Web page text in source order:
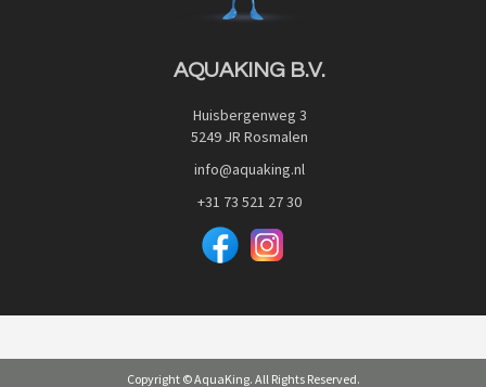
JPD Japan Pet Design
AQUAKING B.V.
Huisbergenweg 3
5249 JR Rosmalen
info@aquaking.nl
+31 73 521 27 30
Copyright © AquaKing. All Rights Reserved.